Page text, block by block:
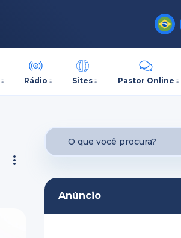
Rádio Sites Pastor Online
Anúncio